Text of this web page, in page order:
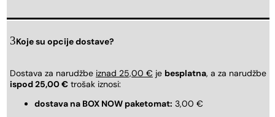
Koje su opcije dostave?
Dostava za narudžbe iznad 25,00 € je besplatna, a za narudžbe
ispod 25,00 € trošak iznosi:
dostava na BOX NOW paketomat: 3,00 €